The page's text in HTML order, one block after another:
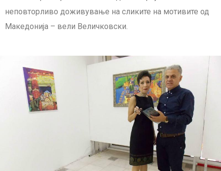
неповторливо доживување на сликите на мотивите од
Македонија – вели Величковски.